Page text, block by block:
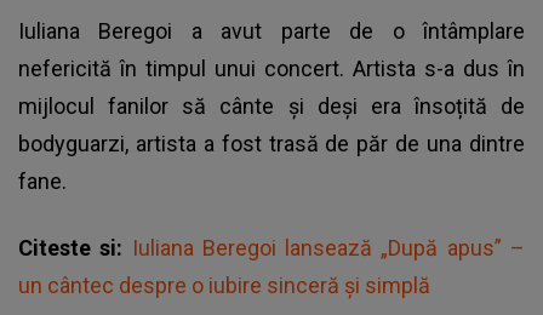
Iuliana Beregoi a avut parte de o întâmplare
nefericită în timpul unui concert. Artista s-a dus în
mijlocul fanilor să cânte și deși era însoțită de
bodyguarzi, artista a fost trasă de păr de una dintre
fane.
Citeste si: Iuliana Beregoi lansează „După apus” –
un cântec despre o iubire sinceră și simplă